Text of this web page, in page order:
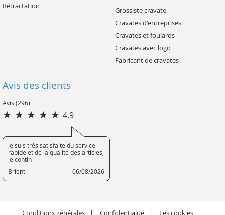
Rétractation
Grossiste cravate
Cravates d'entreprises
Cravates et foulards
Cravates avec logo
Fabricant de cravates
Avis des clients
Avis (296)
4.9
Je suis très satisfaite du service
rapide et de la qualité des articles,
je contin
Brient
06/08/2026
Conditions générales Confidentialité Les cookies